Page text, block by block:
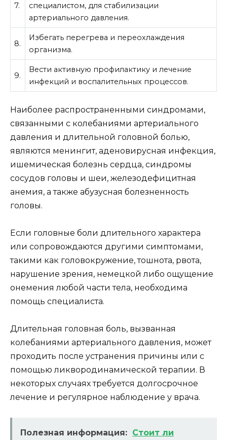
7.
специалистом, для стабилизации
артериального давления.
8.
Избегать перегрева и переохлаждения
организма.
9.
Вести активную профилактику и лечение
инфекций и воспалительных процессов.
Наиболее распространенными синдромами,
связанными с колебаниями артериального
давления и длительной головной болью,
являются менингит, аденовирусная инфекция,
ишемическая болезнь сердца, синдромы
сосудов головы и шеи, железодефицитная
анемия, а также абузусная болезненность
головы.
Если головные боли длительного характера
или сопровождаются другими симптомами,
такими как головокружение, тошнота, рвота,
нарушение зрения, немецкой либо ощущение
онемения любой части тела, необходима
помощь специалиста.
Длительная головная боль, вызванная
колебаниями артериального давления, может
проходить после устранения причины или с
помощью ликвородинамической терапии. В
некоторых случаях требуется долгосрочное
лечение и регулярное наблюдение у врача.
Полезная информация: Стоит ли